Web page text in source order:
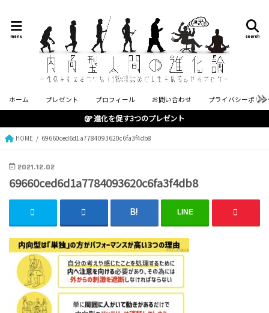
search
menu
ホーム プレゼント プロフィール お問い合わせ プライバシーポリ
進化を促す3つのプレゼント
HOME 69660ced6d1a7784093620c6fa3f4db8
2021.12.02
69660ced6d1a7784093620c6fa3f4db8
LINE